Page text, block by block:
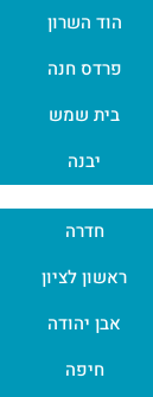
הוד השרון
פרדס חנה
בית שמש
יבנה
חדרה
ראשון לציון
אבן יהודה
חיפה